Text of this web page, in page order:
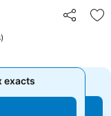
Partager
)
exacts
exacts